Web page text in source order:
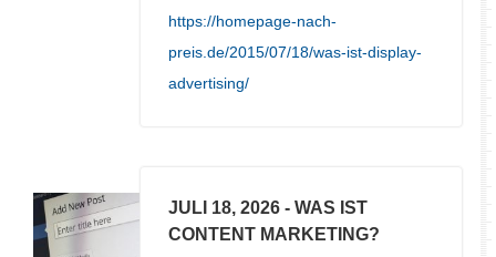
https://homepage-nach-
preis.de/2015/07/18/was-ist-display-
advertising/
JULI 18, 2026 - WAS IST
CONTENT MARKETING?